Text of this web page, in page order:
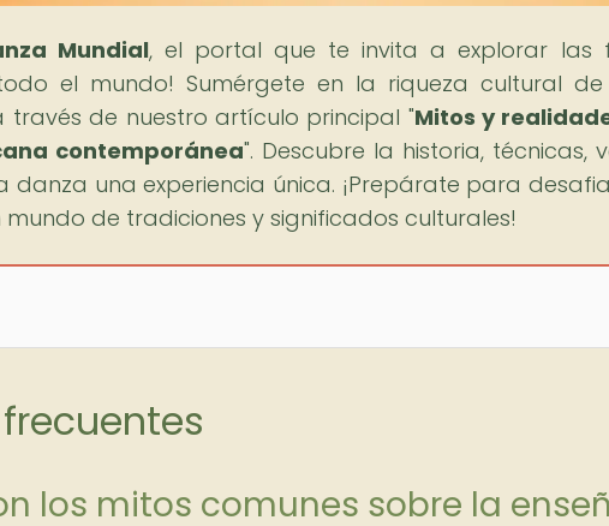
Mundial, el portal que te invita a explorar las
el mundo! Sumérgete en la riqueza cultural
de nuestro artículo principal "Mitos y
contemporánea". Descubre la historia, técnicas,
danza una experiencia única. ¡Prepárate para
mundo de tradiciones y significados culturales!
los mitos comunes sobre la